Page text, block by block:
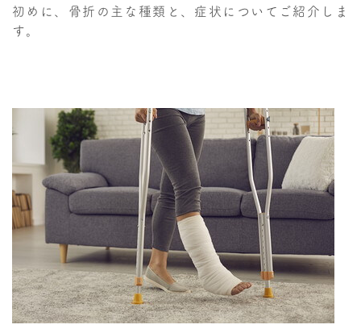
初めに、骨折の主な種類と、症状についてご紹介しま
す。